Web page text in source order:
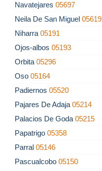
Navatejares 05697
Neila De San Miguel 05619
Niharra 05191
Ojos-albos 05193
Orbita 05296
Oso 05164
Padiernos 05520
Pajares De Adaja 05214
Palacios De Goda 05215
Papatrigo 05358
Parral 05146
Pascualcobo 05150